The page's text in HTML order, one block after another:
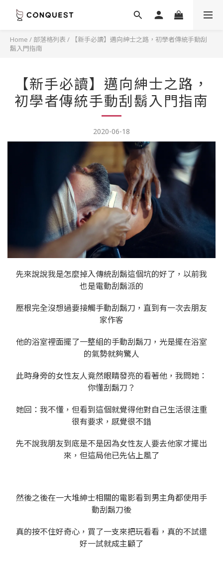
Home / 部落格列表 /
【新手必讀】邁向紳士之路，初學者傳統手動刮
鬍入門指南
【新手必讀】邁向紳士之路，
初學者傳統手動刮鬍入門指南
2020-06-18
先來說說我是怎麼掉入傳統刮鬍這個坑的好了，以前我
也是電動刮鬍派的
壓根完全沒想過要接觸手動刮鬍刀，直到有一次去朋友
家作客
他的浴室裡面擺了一整組的手動刮鬍刀，光是擺在浴室
的氣勢就夠驚人
此時身旁的女性友人竟然眼睛發亮的看著他，我問她：
你懂刮鬍刀？
她回：我不懂，但看到這個就覺得他對自己生活很注重
很有要求，感覺很不錯
先不說我朋友到底是不是因為女性友人要去他家才擺出
來，但這局他已先佔上風了
然後之後在一大堆紳士相關的電影看到男主角都使用手
動刮鬍刀後
真的按不住好奇心，買了一支來把玩看看，真的不試還
好一試就成主顧了